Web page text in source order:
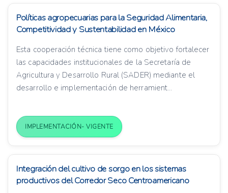
Políticas agropecuarias para la Seguridad Alimentaria,
Competitividad y Sustentabilidad en México
Esta cooperación técnica tiene como objetivo fortalecer
las capacidades institucionales de la Secretaría de
Agricultura y Desarrollo Rural (SADER) mediante el
desarrollo e implementación de herramient...
IMPLEMENTACIÓN- VIGENTE
Integración del cultivo de sorgo en los sistemas
productivos del Corredor Seco Centroamericano